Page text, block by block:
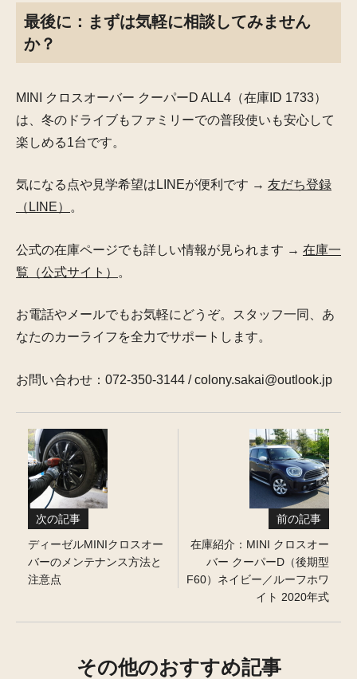
最後に：まずは気軽に相談してみません
か？
MINI クロスオーバー クーパーD ALL4（在庫ID 1733）
は、冬のドライブもファミリーでの普段使いも安心して
楽しめる1台です。
気になる点や見学希望はLINEが便利です → 友だち登録
（LINE）
。
公式の在庫ページでも詳しい情報が見られます → 在庫一
覧（公式サイト）
。
お電話やメールでもお気軽にどうぞ。スタッフ一同、あ
なたのカーライフを全力でサポートします。
お問い合わせ：072-350-3144 / colony.sakai@outlook.jp
次の記事
ディーゼルMINIクロスオー
バーのメンテナンス方法と
注意点
前の記事
在庫紹介：MINI クロスオー
バー クーパーD（後期型
F60）ネイビー／ルーフホワ
イト 2020年式
その他のおすすめ記事